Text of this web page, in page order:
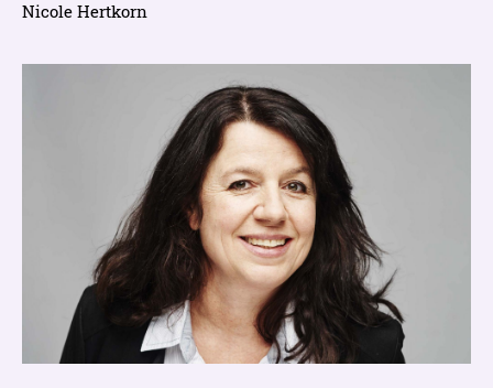
Nicole Hertkorn